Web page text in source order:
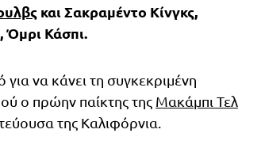
και Σακραμέντο Κίνγκς,
Κάσπι.
να κάνει τη συγκεκριμένη
ο πρώην παίκτης της Μακάμπι Τελ
της Καλιφόρνια.